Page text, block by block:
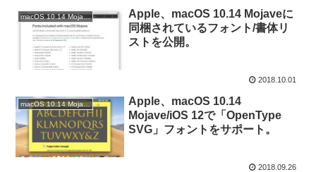
macOS 10.14 Mojave
Apple、macOS 10.14 Mojaveに
同梱されているフォント/書体リ
ストを公開。
2018.10.01
macOS 10.14 Mojave
Apple、macOS 10.14
Mojave/iOS 12で「OpenType
SVG」フォントをサポート。
2018.09.26